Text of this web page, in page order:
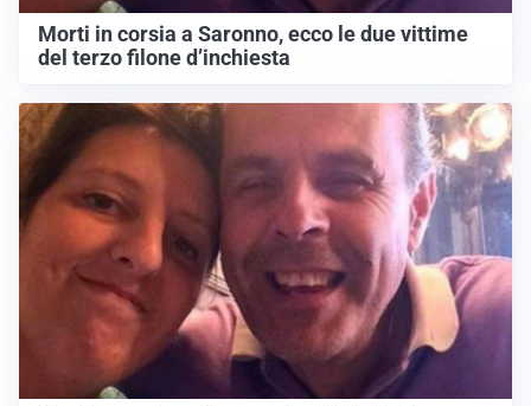
Morti in corsia a Saronno, ecco le due vittime
del terzo filone d’inchiesta